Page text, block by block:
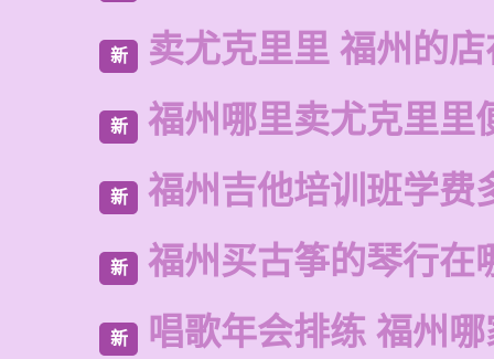
新 卖尤克里里 福州的
新 福州哪里卖尤克里里
新 福州吉他培训班学费
新 福州买古筝的琴行在
新 唱歌年会排练 福州